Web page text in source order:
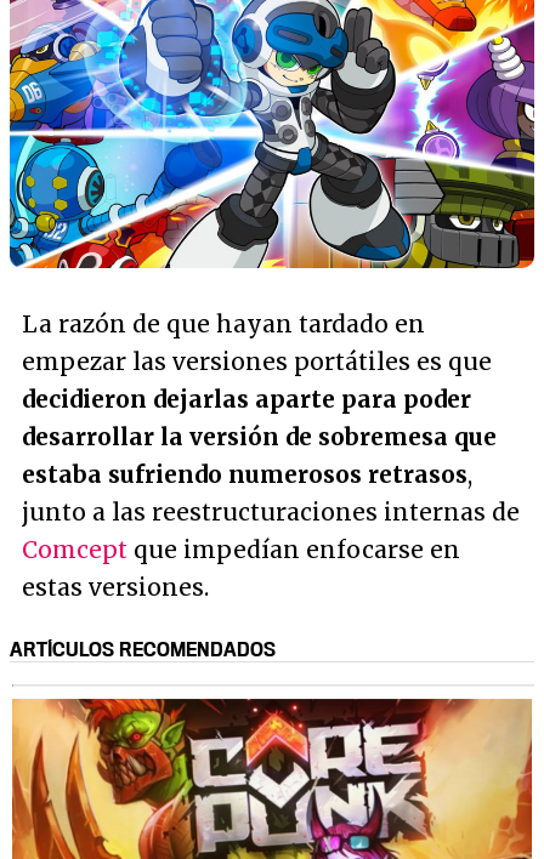
La razón de que hayan tardado en
empezar las versiones portátiles es que
decidieron dejarlas aparte para poder
desarrollar la versión de sobremesa que
estaba sufriendo numerosos retrasos,
junto a las reestructuraciones internas de
Comcept que impedían enfocarse en
estas versiones.
ARTÍCULOS RECOMENDADOS